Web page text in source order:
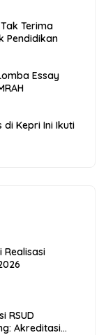
Terima
Pendidikan
Essay
Kepri Ini Ikuti
Realisasi
RSUD
Akreditasi